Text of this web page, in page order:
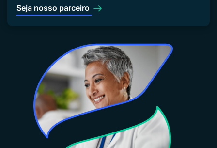
Seja nosso parceiro